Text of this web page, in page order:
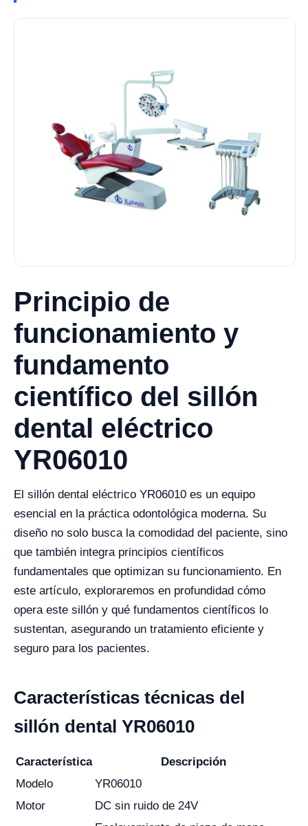
Principio de
funcionamiento y
fundamento
científico del sillón
dental eléctrico
YR06010
El sillón dental eléctrico YR06010 es un equipo
esencial en la práctica odontológica moderna. Su
diseño no solo busca la comodidad del paciente, sino
que también integra principios científicos
fundamentales que optimizan su funcionamiento. En
este artículo, exploraremos en profundidad cómo
opera este sillón y qué fundamentos científicos lo
sustentan, asegurando un tratamiento eficiente y
seguro para los pacientes.
Características técnicas del
sillón dental YR06010
Característica
Descripción
Modelo
YR06010
Motor
DC sin ruido de 24V